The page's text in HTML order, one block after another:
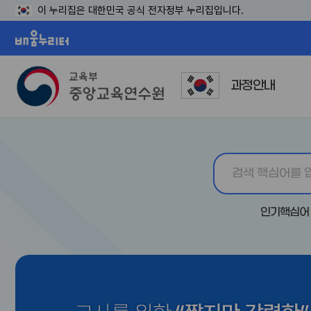
이 누리집은 대한민국 공식 전자정부 누리집입니다.
과정안내
인기핵심어